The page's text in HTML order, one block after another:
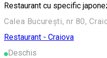
Restaurant cu specific
Calea București, nr 80,
Restaurant - Craiova
Deschis